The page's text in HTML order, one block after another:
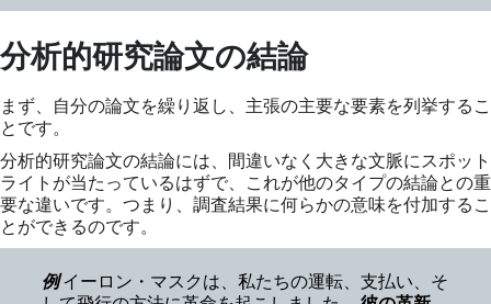
分析的研究論文の結論
まず、自分の論文を繰り返し、主張の主要な要素を列挙するこ
とです。
分析的研究論文の結論には、間違いなく大きな文脈にスポット
ライトが当たっているはずで、これが他のタイプの結論との重
要な違いです。つまり、調査結果に何らかの意味を付加するこ
とができるのです。
例イーロン・マスクは、私たちの運転、支払い、そ